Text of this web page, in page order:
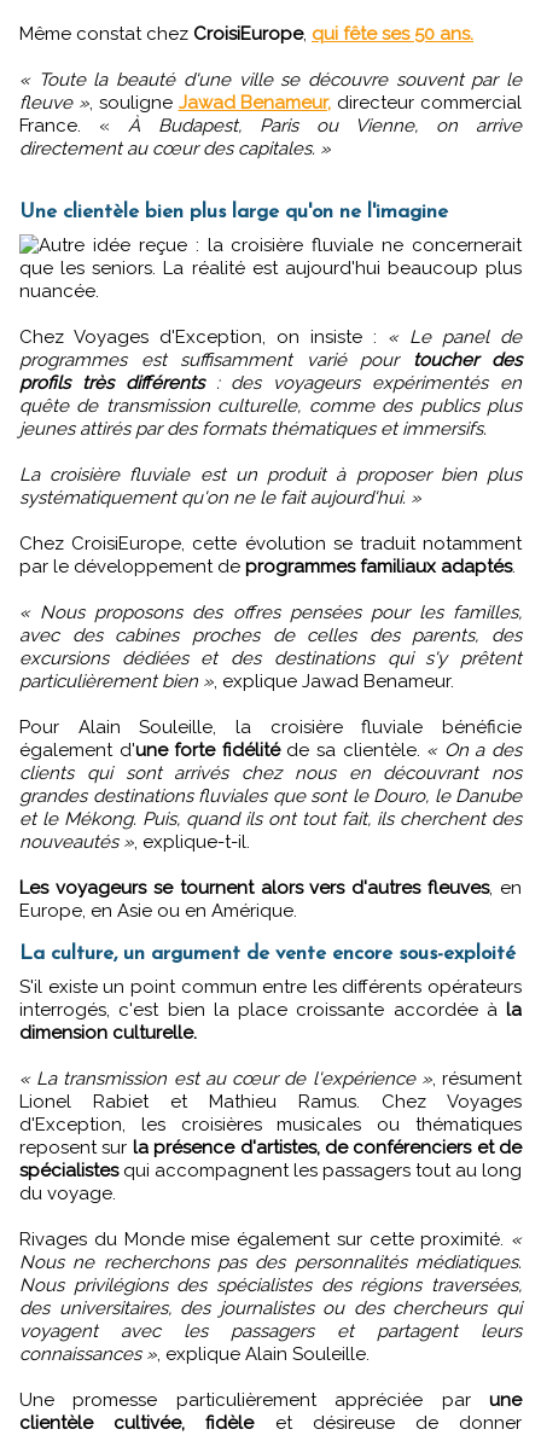
Même constat chez CroisiEurope, qui fête ses 50 ans.
« Toute la beauté d'une ville se découvre souvent par le
fleuve », souligne Jawad Benameur, directeur commercial
France. « À Budapest, Paris ou Vienne, on arrive
directement au cœur des capitales. »
Une clientèle bien plus large qu'on ne l'imagine
Autre idée reçue : la croisière fluviale ne concernerait
que les seniors. La réalité est aujourd'hui beaucoup plus
nuancée.
Chez Voyages d'Exception, on insiste : « Le panel de
programmes est suffisamment varié pour toucher des
profils très différents: des voyageurs expérimentés en
quête de transmission culturelle, comme des publics plus
jeunes attirés par des formats thématiques et immersifs.
La croisière fluviale est un produit à proposer bien plus
systématiquement qu'on ne le fait aujourd'hui. »
Chez CroisiEurope, cette évolution se traduit notamment
par le développement de programmes familiaux adaptés.
« Nous proposons des offres pensées pour les familles,
avec des cabines proches de celles des parents, des
excursions dédiées et des destinations qui s'y prêtent
particulièrement bien », explique Jawad Benameur.
Pour Alain Souleille, la croisière fluviale bénéficie
également d'une forte fidélitéde sa clientèle. « On a des
clients qui sont arrivés chez nous en découvrant nos
grandes destinations fluviales que sont le Douro, le Danube
et le Mékong. Puis, quand ils ont tout fait, ils cherchent des
nouveautés », explique-t-il.
Les voyageurs se tournent alors vers d'autres fleuves, en
Europe, en Asie ou en Amérique.
La culture, un argument de vente encore sous-exploité
S'il existe un point commun entre les différents opérateurs
interrogés, c'est bien la place croissante accordée à la
dimension culturelle.
« La transmission est au cœur de l'expérience », résument
Lionel Rabiet et Mathieu Ramus. Chez Voyages
d'Exception, les croisières musicales ou thématiques
reposent sur la présence d'artistes, de conférenciers et de
spécialistesqui accompagnent les passagers tout au long
du voyage.
Rivages du Monde mise également sur cette proximité. «
Nous ne recherchons pas des personnalités médiatiques.
Nous privilégions des spécialistes des régions traversées,
des universitaires, des journalistes ou des chercheurs qui
voyagent avec les passagers et partagent leurs
connaissances », explique Alain Souleille.
Une promesse particulièrement appréciée par une
clientèle cultivée, fidèleet désireuse de donner